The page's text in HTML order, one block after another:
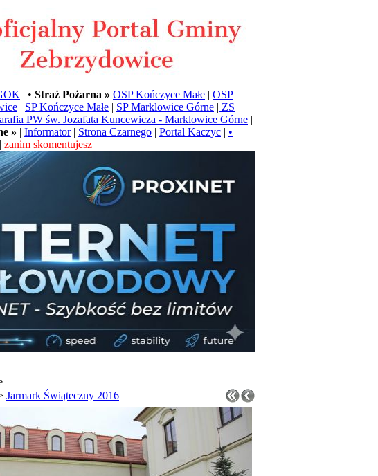
| • Straż Pożarna » OSP Kończyce Małe | OSP
| SP Kończyce Małe | SP Marklowice Górne | ZS
PW św. Jozafata Kuncewicza - Marklowice Górne |
» | Informator| Strona Czarnego | Portal Kaczyc | •
zanim skomentujesz
Jarmark Świąteczny 2016